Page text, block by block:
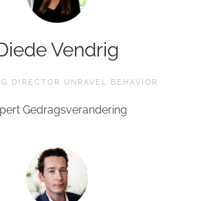
Vendrig
DIRECTOR UNRAVEL BEHAVIOR
Gedragsverandering